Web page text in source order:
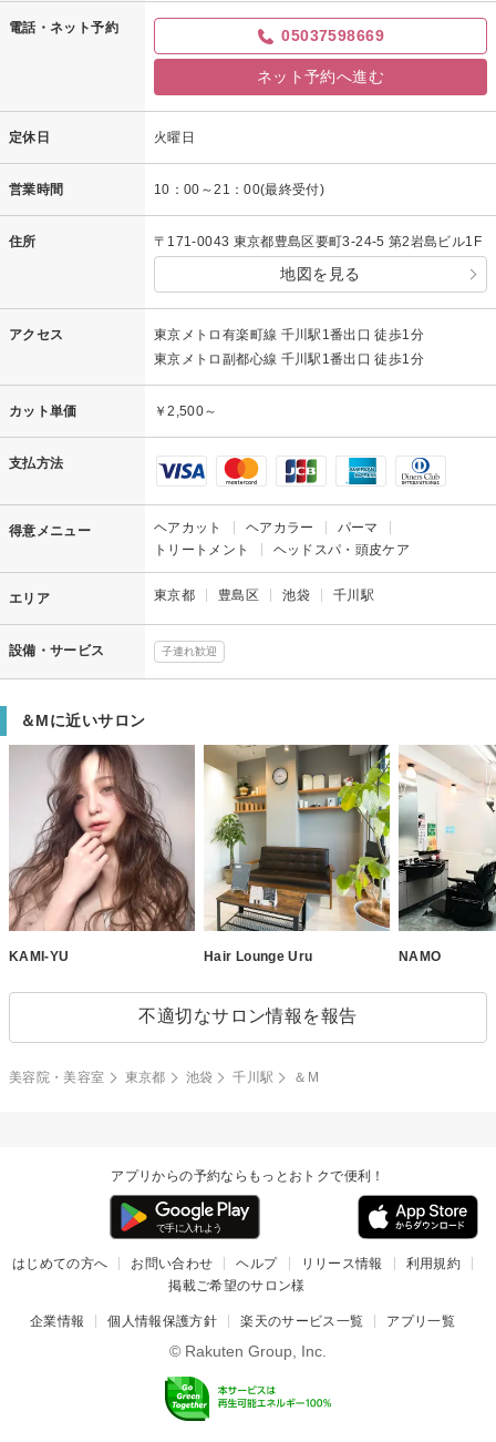
電話・ネット予約 05037598669
ネット予約へ進む
定休日 火曜日
営業時間 10：00～21：00(最終受付)
住所 〒171-0043 東京都豊島区要町3-24-5 第2岩島ビル1F
地図を見る
アクセス
東京メトロ有楽町線 千川駅1番出口 徒歩1分
東京メトロ副都心線 千川駅1番出口 徒歩1分
カット単価 ￥2,500～
支払方法
得意メニュー ヘアカット ヘアカラー
パーマ
トリートメント
ヘッドスパ・頭皮ケア
エリア 東京都 豊島区 池袋 千川駅
設備・サービス 子連れ歓迎
＆Mに近いサロン
KAMI-YU Hair Lounge Uru NAMO
不適切なサロン情報を報告
美容院・美容室 東京都 池袋 千川駅 ＆M
アプリからの予約ならもっとおトクで便利！
はじめての方へ お問い合わせ ヘルプ リリース情報
利用規約
掲載ご希望のサロン様
企業情報 個人情報保護方針 楽天のサービス一覧 アプリ一覧
© Rakuten Group, Inc.